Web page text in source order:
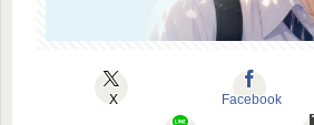
X Facebook